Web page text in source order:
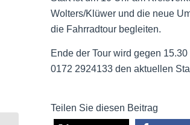
Wolters/Klüwer und die neue
die Fahrradtour begleiten.
Ende der Tour wird gegen
0172 2924133 den aktuellen
Teilen Sie diesen Beitrag